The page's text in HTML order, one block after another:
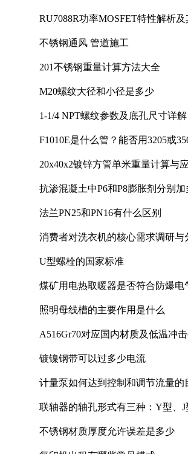
RU7088R功率MOSFET特性解析
不锈钢通风 管道施工
201不锈钢重量计算方法大全
M20螺纹大径和小径是多少
1-1/4 NPT螺纹参数及底孔尺寸详解
F1010E是什么管？能否用3205或
20x40x2镀锌方管单米重量计算与
抗渗混凝土中P6和P8膨胀剂分别加
法兰PN25和PN16有什么区别
消费者对洗衣机的核心需求调研与
U型螺栓的国家标准
煤矿用电热取暖器是否符合防爆电
照明母线槽的主要作用是什么
A516Gr70对应国内材质及低温冲
镀镍钢带可以过多少电流
计量泵如何达到控制和调节流量的
联轴器的轴孔形式有三种：Y型、J
不锈钢材质厚度允许误差是多少